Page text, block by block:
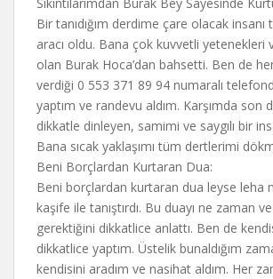
Bir tanıdığım derdime çare olacak insanı
aracı oldu. Bana çok kuvvetli yetenekleri
olan Burak Hoca’dan bahsetti. Ben de
verdiği 0 553 371 89 94 numaralı
yaptım ve randevu aldım. Karşımda son
dikkatle dinleyen, samimi ve saygılı bir
Bana sıcak yaklaşımı tüm dertlerimi
Beni Borçlardan Kurtaran Dua:
Beni borçlardan kurtaran dua leyse leha
kaşife ile tanıştırdı. Bu duayı ne zaman
gerektiğini dikkatlice anlattı. Ben de
dikkatlice yaptım. Üstelik bunaldığım
kendisini aradım ve nasihat aldım. Her